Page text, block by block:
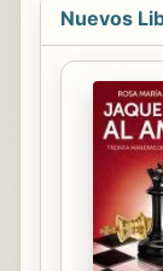
Nuevos